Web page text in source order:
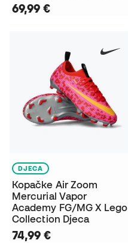
69,99 €
DJECA
Kopačke Air Zoom
Mercurial Vapor
Academy FG/MG X Lego
Collection Djeca
74,99 €